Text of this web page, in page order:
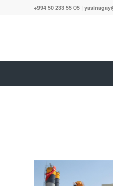
+994 50 233 55 05 |